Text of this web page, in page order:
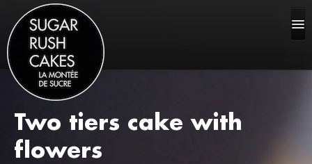
ACCUEIL
Two tiers cake with
flowers